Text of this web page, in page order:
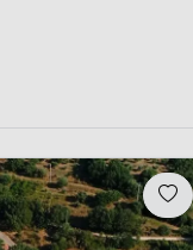
een vierpits
en verder alle
een
buitent kunt